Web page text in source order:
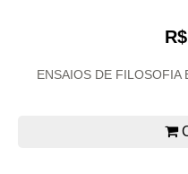
ENSAIOS DE FILOSOFIA